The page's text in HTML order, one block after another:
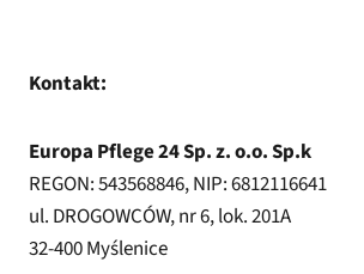
Kontakt:
Europa Pflege 24 Sp. z. o.o. Sp.k
REGON: 543568846, NIP: 6812116641
ul. DROGOWCÓW, nr 6, lok. 201A
32-400 Myślenice